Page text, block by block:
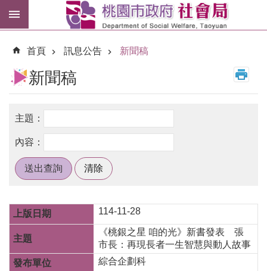
跳到主要內容區塊
紓
區
市
卡
階
搜
尋
訊
息
公
首頁 訊息公告 新聞稿
新聞稿
114-11-28
《桃銀之星 咱的光》新書發表 張
市長：再現長者一生智慧與動人故事
綜合企劃科